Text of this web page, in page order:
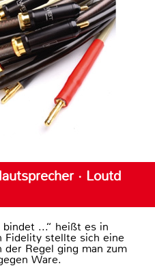
· Loutd
...“ heißt es in
Fidelity stellte sich eine
Regel ging man zum
Ware.